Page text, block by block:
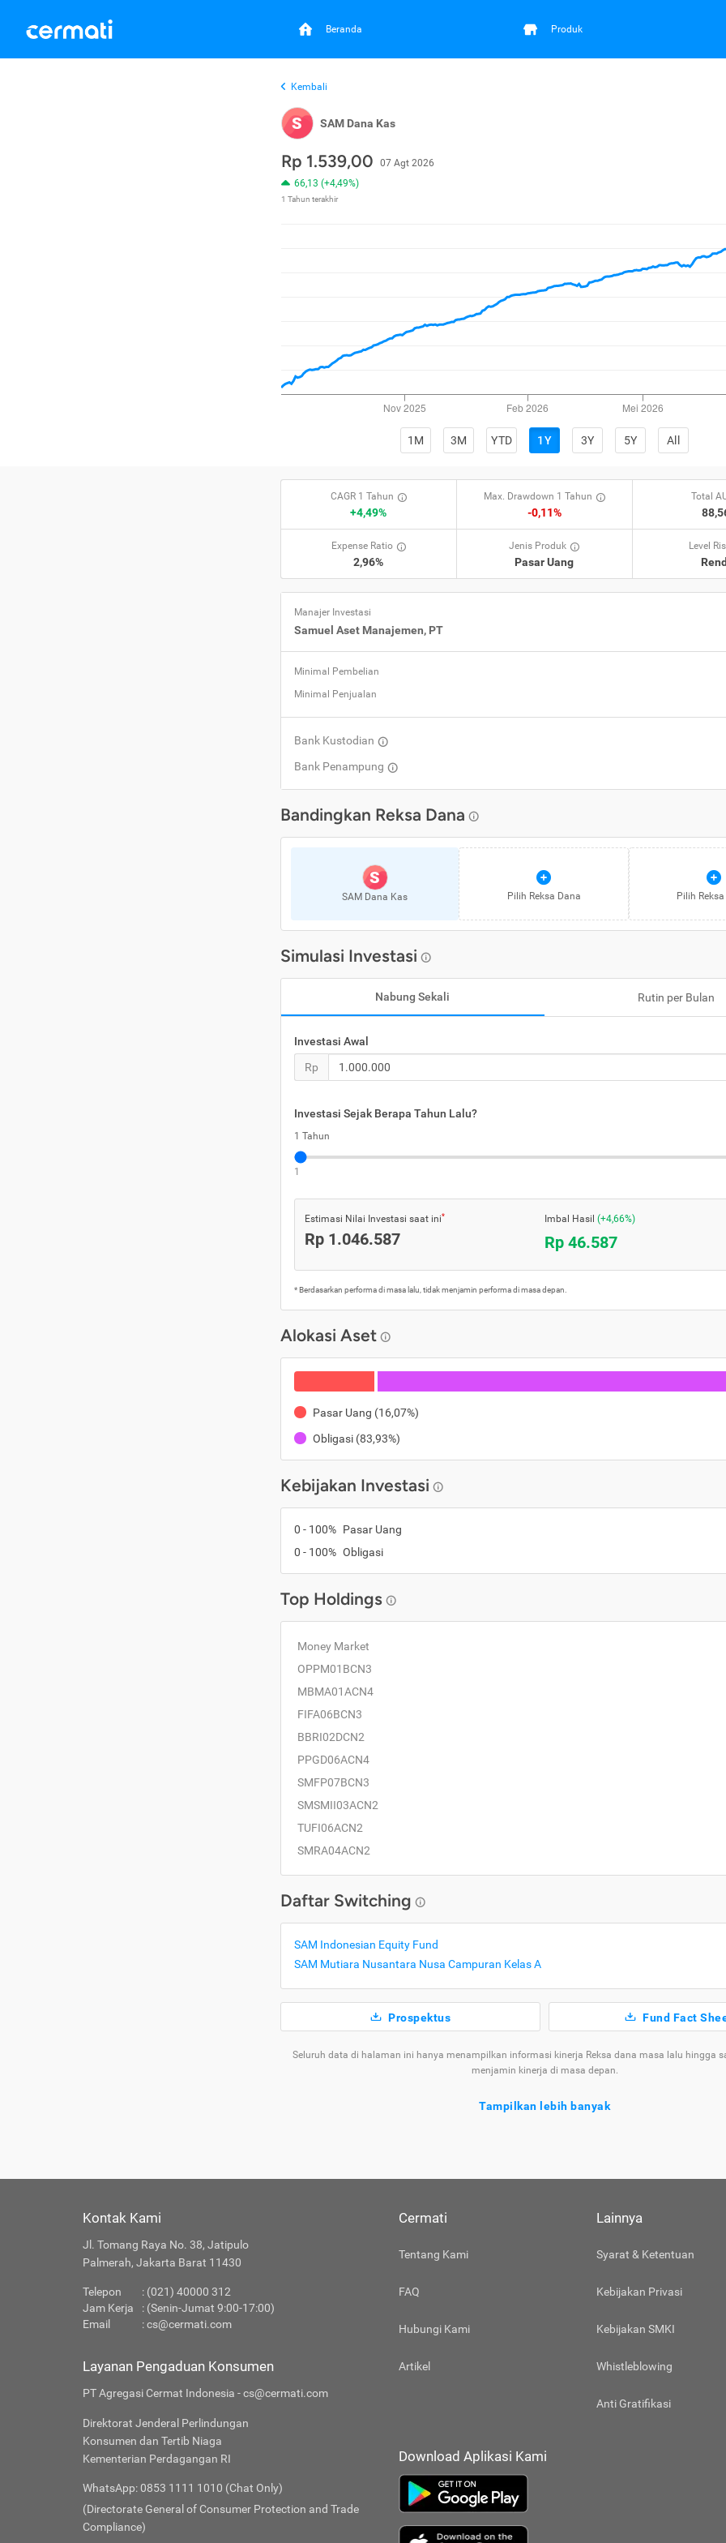
Beranda Produk
Kembali
S SAM Dana Kas
Rp 1.539,00
07 Agt 2026
66,13 (+4,49%)
1 Tahun terakhir
1M 3M YTD 1Y 3Y 5Y All
CAGR 1 Tahun
+4,49%
Max. Drawdown 1 Tahun
-0,11%
Total
Expense Ratio
2,96%
Jenis Produk
Pasar Uang
Level
Manajer Investasi
Samuel Aset Manajemen, PT
Minimal Pembelian
Minimal Penjualan
Bank Kustodian
Bank Penampung
Bandingkan Reksa Dana
S
SAM Dana Kas Pilih Reksa Dana Pilih
Simulasi Investasi
Nabung Sekali Rutin per Bulan
Investasi Awal
Rp
Investasi Sejak Berapa Tahun Lalu?
1 Tahun
1
Estimasi Nilai Investasi saat ini*
Rp 1.046.587
Imbal Hasil (+4,66%)
Rp 46.587
* Berdasarkan performa di masa lalu, tidak menjamin performa di masa depan.
Alokasi Aset
Pasar Uang (16,07%)
Obligasi(83,93%)
Kebijakan Investasi
0 - 100% Pasar Uang
0 - 100% Obligasi
Top Holdings
Money Market
OPPM01BCN3
MBMA01ACN4
FIFA06BCN3
BBRI02DCN2
PPGD06ACN4
SMFP07BCN3
SMSMII03ACN2
TUFI06ACN2
SMRA04ACN2
Daftar Switching
SAM Indonesian Equity Fund
SAM Mutiara Nusantara Nusa Campuran Kelas A
Prospektus Fund Fact
Seluruh data di halaman ini hanya menampilkan informasi kinerja Reksa dana masa lalu hingga
menjamin kinerja di masa depan.
Tampilkan lebih banyak
Kontak Kami
Jl. Tomang Raya No. 38, Jatipulo
Palmerah, Jakarta Barat 11430
Telepon
: (021) 40000 312
Jam Kerja
: (Senin-Jumat 9:00-17:00)
Email
:cs@cermati.com
Layanan Pengaduan Konsumen
PT Agregasi Cermat Indonesia - cs@cermati.com
Direktorat Jenderal Perlindungan
Konsumen dan Tertib Niaga
Kementerian Perdagangan RI
WhatsApp: 0853 1111 1010 (Chat Only)
(Directorate General of Consumer Protection and Trade
Compliance)
Cermati
Tentang Kami
FAQ
Hubungi Kami
Artikel
Lainnya
Syarat & Ketentuan
Kebijakan Privasi
Kebijakan SMKI
Whistleblowing
Anti Gratifikasi
Download Aplikasi Kami